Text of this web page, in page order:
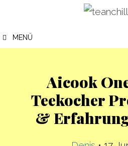
springen
MENÜ
Aicook
Teekocher
&